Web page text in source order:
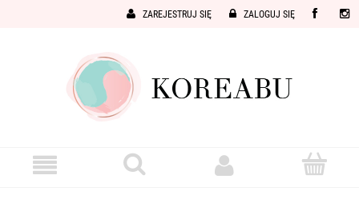
ZAREJESTRUJ SIĘ ZALOGUJ SIĘ